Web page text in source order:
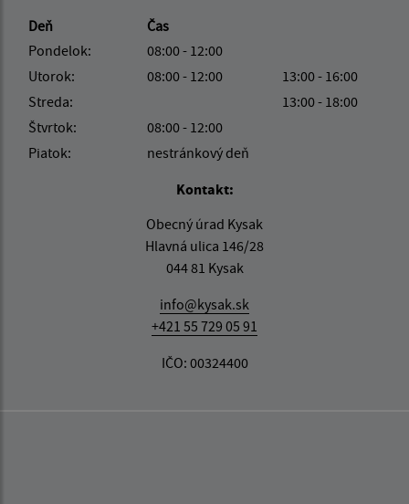
Deň
Čas
Pondelok:
08:00 - 12:00
Utorok:
08:00 - 12:00
13:00 - 16:00
Streda:
13:00 - 18:00
Štvrtok:
08:00 - 12:00
Piatok:
nestránkový deň
Kontakt:
Obecný úrad Kysak
Hlavná ulica 146/28
044 81 Kysak
info@kysak.sk
+421 55 729 05 91
IČO: 00324400